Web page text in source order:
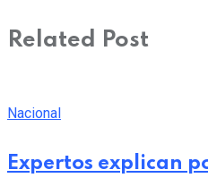
Related Post
Nacional
Expertos explican